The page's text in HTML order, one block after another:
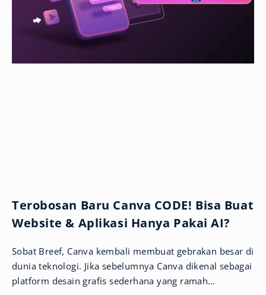
Terobosan Baru Canva CODE! Bisa Buat
Website & Aplikasi Hanya Pakai AI?
Sobat Breef, Canva kembali membuat gebrakan besar di
dunia teknologi. Jika sebelumnya Canva dikenal sebagai
platform desain grafis sederhana yang ramah